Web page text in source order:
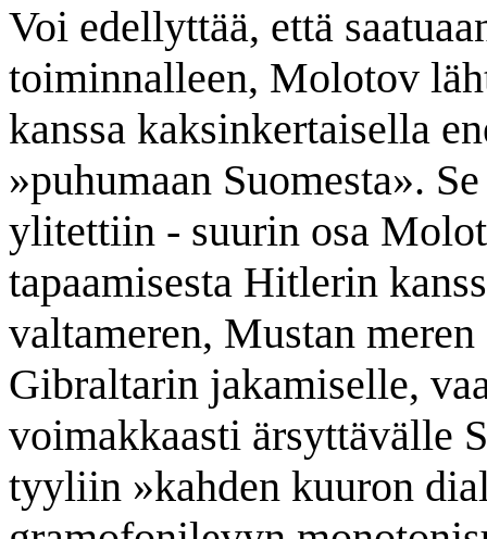
Voi edellyttää, että
toiminnalleen, Molotov
kanssa kaksinkertaisella
»puhumaan Suomesta».
ylitettiin - suurin osa
tapaamisesta Hitlerin
valtameren, Mustan
Gibraltarin jakamiselle,
voimakkaasti ärsyttävälle
tyyliin »kahden kuuron